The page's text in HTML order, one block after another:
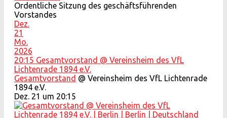
Ordentliche Sitzung des geschäftsführenden
Vorstandes
Dez.
21
Mo.
2026
20:15 Gesamtvorstand @ Vereinsheim des VfL
Lichtenrade 1894 e.V.
Gesamtvorstand @ Vereinsheim des VfL Lichtenrade
1894 e.V.
Dez. 21 um 20:15